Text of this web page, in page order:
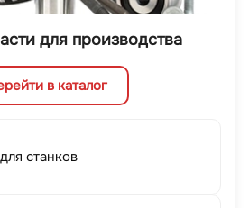
для производства
в каталог
станков